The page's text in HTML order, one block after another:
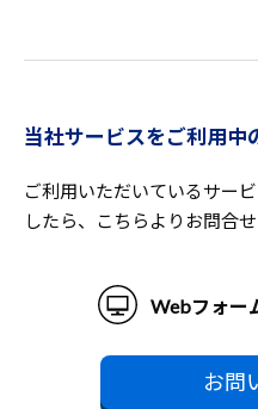
当社サービスをご利用中
ご利用いただいているサー
したら、こちらよりお問合せ
Webフォー
お問